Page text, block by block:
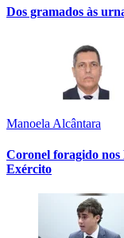
Dos gramados às
Manoela Alcântara
Coronel foragido
Exército